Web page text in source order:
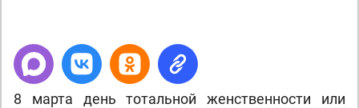
8 марта день тотальной женственности или